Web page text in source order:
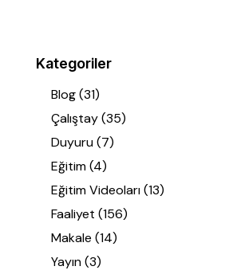
Kategoriler
Blog(31)
Çalıştay(35)
Duyuru(7)
Eğitim(4)
Eğitim Videoları(13)
Faaliyet (156)
Makale (14)
Yayın(3)